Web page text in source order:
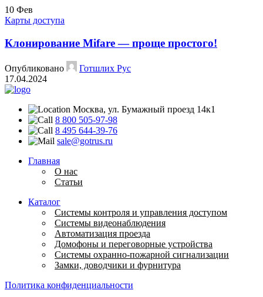
10 Фев
Карты доступа
Клонирование Mifare — проще простого!
Опубликовано
Готшлих Рус
17.04.2024
Москва, ул. Бумажный проезд 14к1
8 800 505-97-98
8 495 644-39-76
sale@gotrus.ru
Главная
О нас
Статьи
Каталог
Системы контроля и управления доступом
Системы видеонаблюдения
Автоматизация проезда
Домофоны и переговорные устройства
Системы охранно-пожарной сигнализации
Замки, доводчики и фурнитура
Политика конфиденциальности